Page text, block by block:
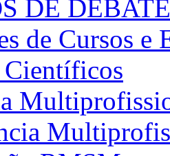
DE
de Cursos e
Científicos